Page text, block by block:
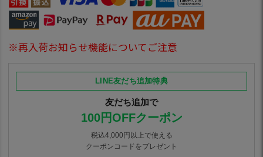
※再入荷お知らせ機能についてご注意
LINE友だち追加特典
友だち追加で
100円OFFクーポン
税込4,000円以上で使える
クーポンコードをプレゼント